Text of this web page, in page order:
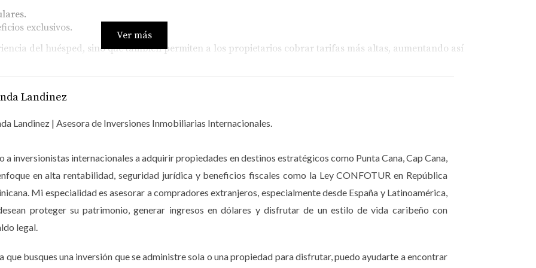
exclusivos.
del huésped, sino que también permiten a los propietarios cobrar tarifas más altas, aumentando así
factores, incluyendo la temporada y las tarifas aplicadas. Sin embargo, Oasis Lake se destaca por
de la marca INNSiDE by Meliá. Con precios desde USD $175,000 y planes de pago flexibles, esta
y atractiva. Además, plataformas como Airbnb y Booking pueden potenciar su visibilidad, cada una
la Rentabilidad en Oasis Lake
reflejan los factores reales del mercado que explican por quéOasis Lakees una de las inversiones más
en Punta Cana.
Punta Cana
Ver más
Landinez
Landinez | Asesora de Inversiones Inmobiliarias Internacionales.
a inversionistas internacionales a adquirir propiedades en destinos estratégicos como Punta Cana, Cap Cana,
en alta rentabilidad, seguridad jurídica y beneficios fiscales como la Ley CONFOTUR en República
Mi especialidad es asesorar a compradores extranjeros, especialmente desde España y Latinoamérica,
proteger su patrimonio, generar ingresos en dólares y disfrutar de un estilo de vida caribeño con
legal.
que busques una inversión que se administre sola o una propiedad para disfrutar, puedo ayudarte a encontrar